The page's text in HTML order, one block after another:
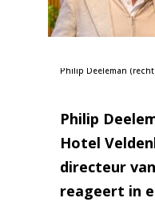
Philip Deeleman
Philip
Hotel
directeur
reageert in